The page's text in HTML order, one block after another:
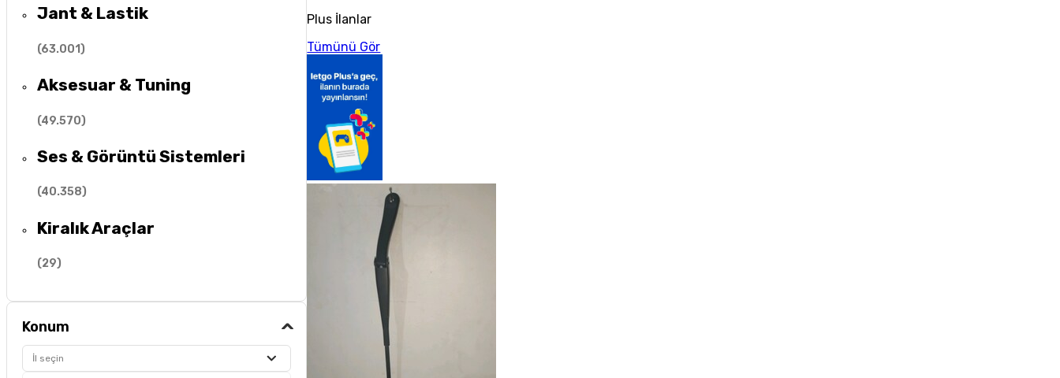
Jant & Lastik
(63.001)
Aksesuar & Tuning
(49.570)
Ses & Görüntü Sistemleri
(40.358)
Kiralık Araçlar
(29)
Konum
İl seçin
Plus İlanlar
Tümünü Gör